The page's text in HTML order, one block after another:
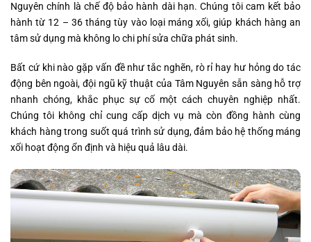
Nguyên chính là chế độ bảo hành dài hạn. Chúng tôi cam kết bảo
hành từ 12 – 36 tháng tùy vào loại máng xối, giúp khách hàng an
tâm sử dụng mà không lo chi phí sửa chữa phát sinh.
Bất cứ khi nào gặp vấn đề như tắc nghẽn, rò rỉ hay hư hỏng do tác
động bên ngoài, đội ngũ kỹ thuật của Tâm Nguyên sẵn sàng hỗ trợ
nhanh chóng, khắc phục sự cố một cách chuyên nghiệp nhất.
Chúng tôi không chỉ cung cấp dịch vụ mà còn đồng hành cùng
khách hàng trong suốt quá trình sử dụng, đảm bảo hệ thống máng
xối hoạt động ổn định và hiệu quả lâu dài.